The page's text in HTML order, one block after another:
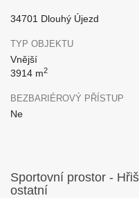
34701 Dlouhý Újezd
TYP OBJEKTU
Vnější
3914 m2
BEZBARIÉROVÝ PŘÍSTUP
Ne
Sportovní prostor -
ostatní